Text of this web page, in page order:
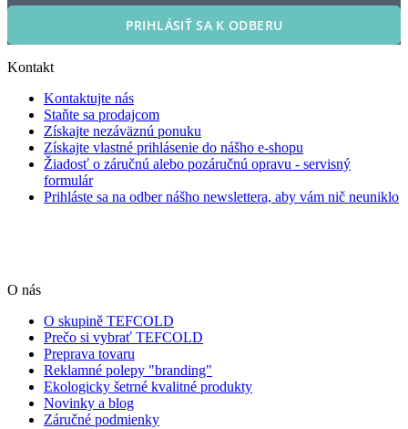
PRIHLÁSIŤ SA K ODBERU
Kontakt
Kontaktujte nás
Staňte sa prodajcom
Získajte nezáväznú ponuku
Získajte vlastné prihlásenie do nášho e-shopu
Žiadosť o záručnú alebo pozáručnú opravu - servisný
formulár
Prihláste sa na odber nášho newslettera, aby vám nič neuniklo
O nás
O skupině TEFCOLD
Prečo si vybrať TEFCOLD
Preprava tovaru
Reklamné polepy "branding"
Ekologicky šetrné kvalitné produkty
Novinky a blog
Záručné podmienky